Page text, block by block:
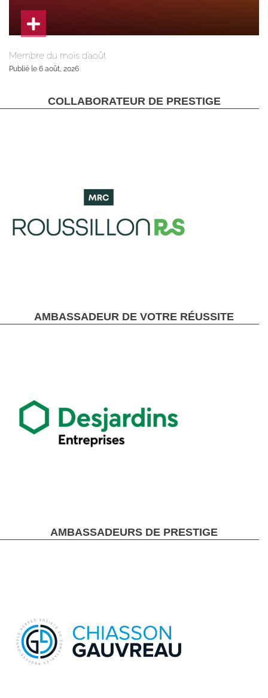
Membre du mois d’août
Publié le 6 août, 2026
COLLABORATEUR DE PRESTIGE
AMBASSADEUR DE VOTRE RÉUSSITE
AMBASSADEURS DE PRESTIGE